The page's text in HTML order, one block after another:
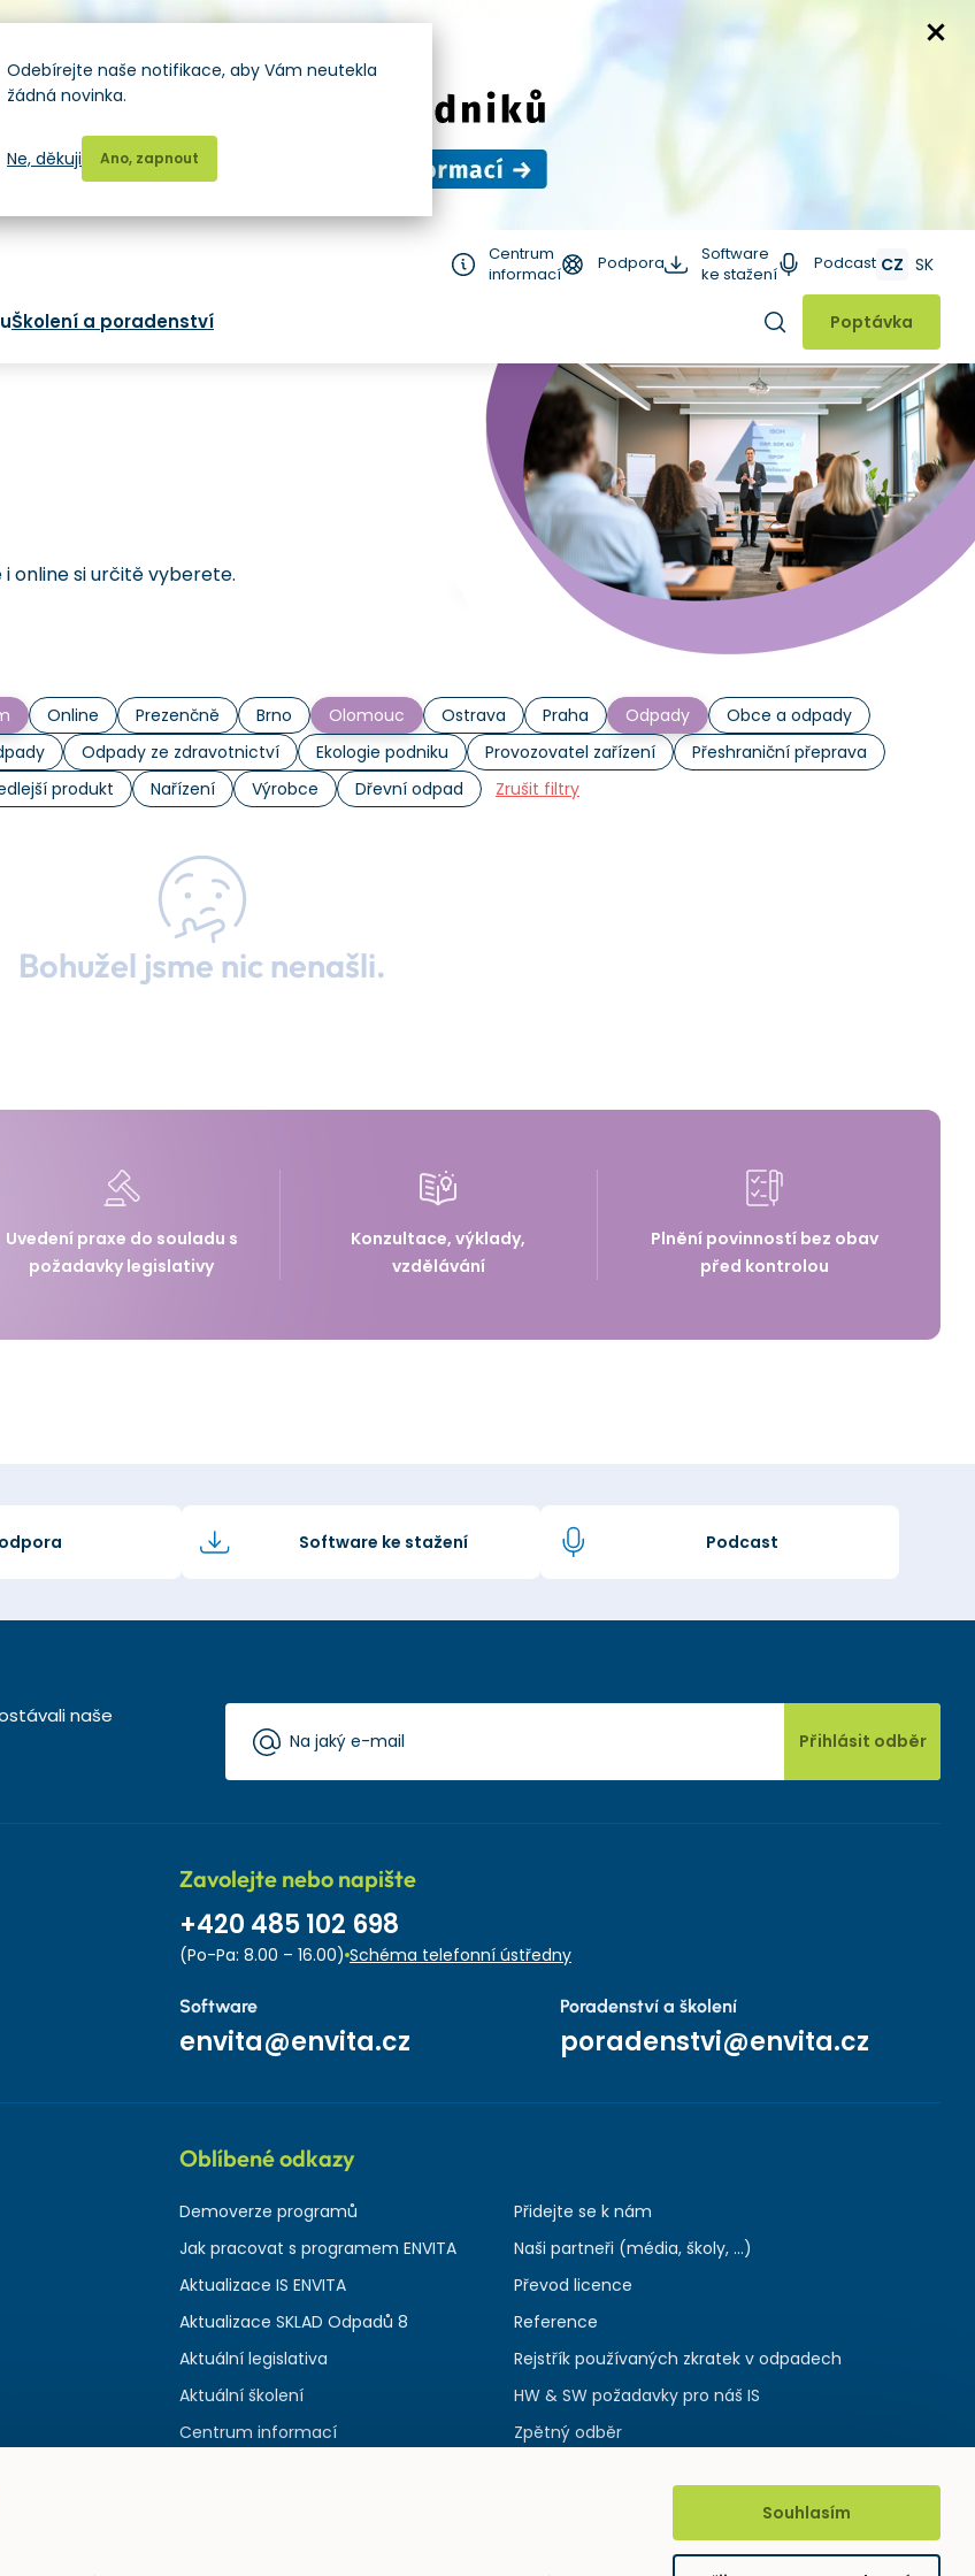
Centrum
informací
Podpora
Software
ke stažení
Podcast CZ SK
Školení a poradenství Hledat
Poptávka
online si určitě vyberete.
Online Prezenčně Brno Olomouc Ostrava Praha Odpady
Obce a odpady
Odpady ze zdravotnictví Ekologie podniku Provozovatel zařízení
Přeshraniční přeprava
produkt Nařízení Výrobce Dřevní odpad Zrušit filtry
Bohužel jsme nic nenašli.
Uvedení praxe do souladu s
požadavky legislativy
Konzultace, výklady,
vzdělávání
Plnění povinností bez obav
před kontrolou
Software ke stažení Podcast
naše
Přihlásit odběr
Zavolejte nebo napište
+420 485 102 698
(Po-Pa: 8.00 – 16.00) Schéma telefonní ústředny
Software
envita@envita.cz
Poradenství a školení
poradenstvi@envita.cz
Oblíbené odkazy
Demoverze programů
Jak pracovat s programem ENVITA
Aktualizace IS ENVITA
Aktualizace SKLAD Odpadů 8
Aktuální legislativa
Aktuální školení
Centrum informací
Přidejte se k nám
Naši partneři (média, školy, ...)
Převod licence
Reference
Rejstřík používaných zkratek v odpadech
HW & SW požadavky pro náš IS
Zpětný odběr
Odebírejte naše notifikace, aby Vám neutekla
žádná novinka.
Ano, zapnout
Ne, děkuji
Souhlasím